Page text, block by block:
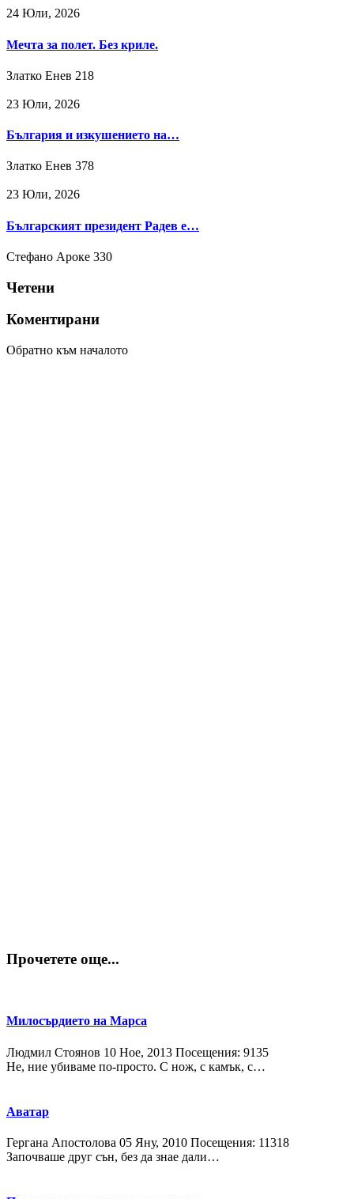
24 Юли, 2026
Мечта за полет. Без криле.
Златко Енев 218
23 Юли, 2026
България и изкушението на…
Златко Енев 378
23 Юли, 2026
Българският президент Радев е…
Стефано Ароке 330
Четени
Коментирани
Обратно към началото
Прочетете още...
Милосърдието на Марса
Людмил Стоянов 10 Ное, 2013 Посещения: 9135
Не, ние убиваме по-просто. С нож, с камък, с…
Аватар
Гергана Апостолова 05 Яну, 2010 Посещения: 11318
Започваше друг сън, без да знае дали…